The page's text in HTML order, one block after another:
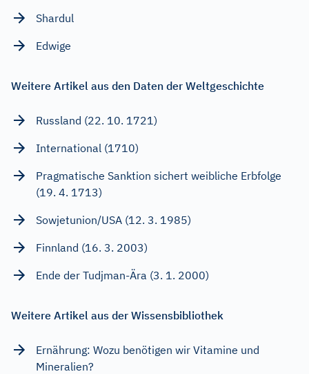
Shardul
Edwige
Weitere Artikel aus den Daten der Weltgeschichte
Russland (22. 10. 1721)
International (1710)
Pragmatische Sanktion sichert weibliche Erbfolge
(19. 4. 1713)
Sowjetunion/USA (12. 3. 1985)
Finnland (16. 3. 2003)
Ende der Tudjman-Ära (3. 1. 2000)
Weitere Artikel aus der Wissensbibliothek
Ernährung: Wozu benötigen wir Vitamine und
Mineralien?